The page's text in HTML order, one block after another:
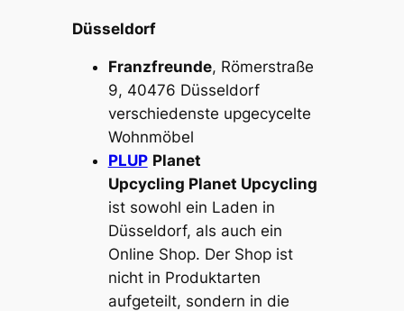
Düsseldorf
Franzfreunde, Römerstraße
9, 40476 Düsseldorf
verschiedenste upgecycelte
Wohnmöbel
PLUP Planet
Upcycling Planet Upcycling
ist sowohl ein Laden in
Düsseldorf, als auch ein
Online Shop. Der Shop ist
nicht in Produktarten
aufgeteilt, sondern in die